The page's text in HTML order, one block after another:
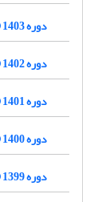
دوره 1403 (سال انتشار 1403)
دوره 1402 (سال انتشار 1402)
دوره 1401 (سال انتشار 1401)
دوره 1400 (سال انتشار 1400)
دوره 1399 (سال انتشار 1399)